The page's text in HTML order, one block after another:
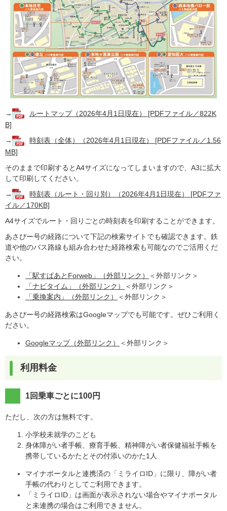
→
ルートマップ（2026年4月1日現在） [PDFファイル／822K
B]
→
時刻表（全体）（2026年4月1日現在） [PDFファイル／1.56
MB]
そのままで印刷するとA4サイズになってしまいますので、A3に拡大
して印刷してください。
→
時刻表（ルート・回り別）（2026年4月1日現在） [PDFファ
イル／170KB]
A4サイズでルート・回りごとの時刻表を印刷することができます。
あさぴー号の経路について下記の検索サイトでも確認できます。鉄
道や他のバス路線も組み合わせた経路検索も可能なのでご活用くだ
さい。
「駅すぱあとForweb」（外部リンク）
＜外部リンク＞
「ナビタイム」（外部リンク）
＜外部リンク＞
「乗換案内」（外部リンク）
＜外部リンク＞
あさぴー号の経路検索はGoogleマップでも可能です。ぜひご利用く
ださい。
Googleマップ（外部リンク） ＜外部リンク＞
利用料金
​1回乗車ごとに100円
ただし、次の方は無料です。
小学校未就学のこども
身体障がい者手帳、療育手帳、精神障がい者保健福祉手帳を
携帯しているかたとその付添いのかた1人
マイナポータルと連携済の「ミライロID」に限り、障がい者
手帳の代わりとしてご利用できます。
「ミライロID」は画面が表示されない場合やマイナポータル
と未連携の場合はご利用できません。